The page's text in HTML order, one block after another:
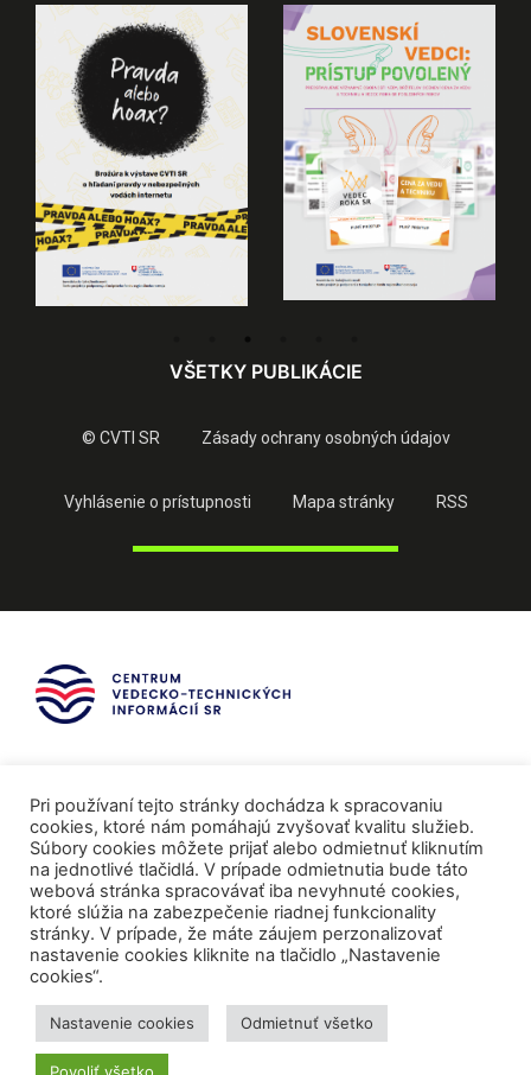
VŠETKY PUBLIKÁCIE
© CVTI SR Zásady ochrany osobných údajov
Vyhlásenie o prístupnosti Mapa stránky RSS
Mediálni partneri
Pri používaní tejto stránky dochádza k spracovaniu
cookies, ktoré nám pomáhajú zvyšovať kvalitu služieb.
Súbory cookies môžete prijať alebo odmietnuť kliknutím
na jednotlivé tlačidlá. V prípade odmietnutia bude táto
webová stránka spracovávať iba nevyhnuté cookies,
ktoré slúžia na zabezpečenie riadnej funkcionality
stránky. V prípade, že máte záujem perzonalizovať
nastavenie cookies kliknite na tlačidlo „Nastavenie
cookies“.
Nastavenie cookies Odmietnuť všetko